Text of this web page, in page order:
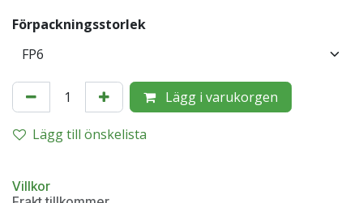
Förpackningsstorlek
Lägg i varukorgen
Lägg till önskelista
Villkor